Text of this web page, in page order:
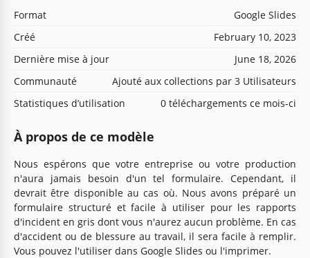
Format
Google Slides
Créé
February 10, 2023
Dernière mise à jour
June 18, 2026
Communauté
Ajouté aux collections par 3 Utilisateurs
Statistiques d’utilisation
0 téléchargements ce mois-ci
À propos de ce modèle
Nous espérons que votre entreprise ou votre production
n'aura jamais besoin d'un tel formulaire. Cependant, il
devrait être disponible au cas où. Nous avons préparé un
formulaire structuré et facile à utiliser pour les rapports
d'incident en gris dont vous n'aurez aucun problème. En cas
d'accident ou de blessure au travail, il sera facile à remplir.
Vous pouvez l'utiliser dans Google Slides ou l'imprimer.